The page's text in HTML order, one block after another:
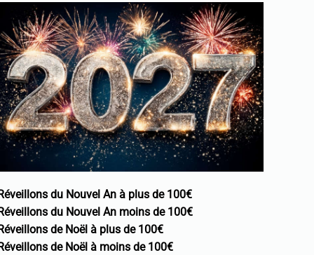
du Nouvel An à plus de 100€
du Nouvel An moins de 100€
de Noël à plus de 100€
de Noël à moins de 100€